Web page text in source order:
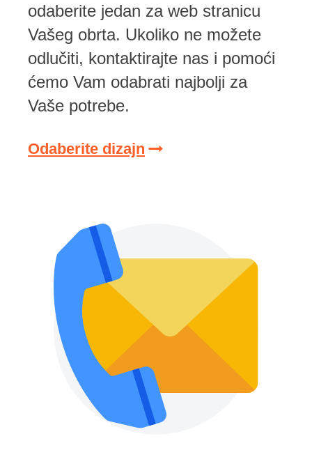
odaberite jedan za web stranicu
Vašeg obrta. Ukoliko ne možete
odlučiti, kontaktirajte nas i pomoći
ćemo Vam odabrati najbolji za
Vaše potrebe.
Odaberite dizajn